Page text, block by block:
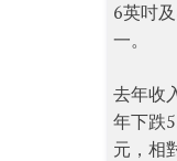
6英吋
一。
去年收
年下跌
元，相